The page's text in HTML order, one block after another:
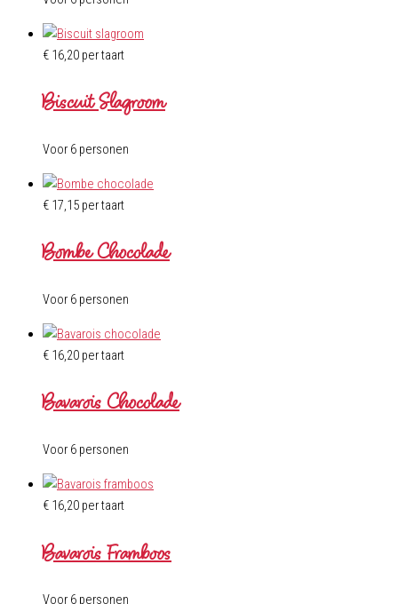
€ 16,20 per taart
Biscuit Slagroom
Voor 6 personen
€ 17,15 per taart
Bombe Chocolade
Voor 6 personen
€ 16,20 per taart
Bavarois Chocolade
Voor 6 personen
€ 16,20 per taart
Bavarois Framboos
Voor 6 personen